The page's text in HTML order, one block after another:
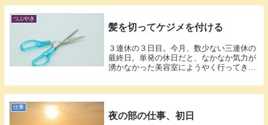
つぶやき
髪を切ってケジメを付ける
３連休の３日目。今月、数少ない三連休の
最終日。単発の休日だと、なかなか気力が
湧かなかった美容室にようやく行ってきま
仕事
夜の部の仕事、初日